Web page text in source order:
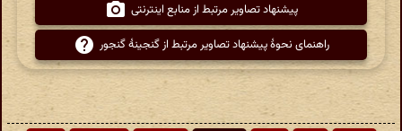
پیشنهاد تصاویر مرتبط از منابع اینترنتی
راهنمای نحوهٔ پیشنهاد تصاویر مرتبط از گنجینهٔ گنجور